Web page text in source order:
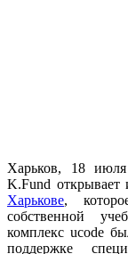
Харьков, 18
K.Fund открывает
Харькове,
собственной
комплекс ucode
поддержке